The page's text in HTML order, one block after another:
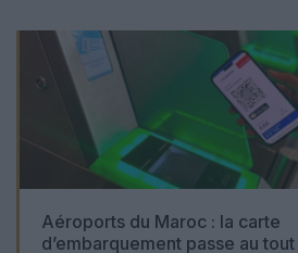
Aéroports du Maroc : la carte
d’embarquement passe au tout